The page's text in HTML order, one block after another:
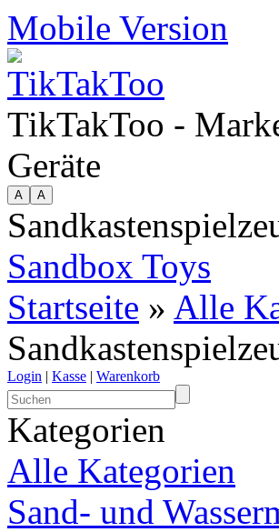
Mobile Version
TikTakToo -
Geräte
Sandbox Toys
Startseite » Alle
Login | Kasse | Warenkorb
Kategorien
Alle Kategorien
Sand- und